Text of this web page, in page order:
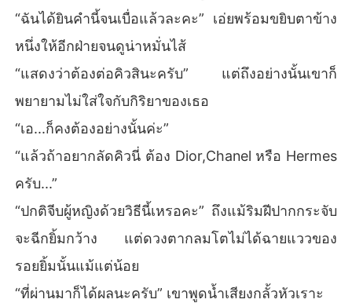
“ฉันได้ยินคำนี้จนเบื่อแล้วละคะ” เอ่ยพร้อมขยิบตาข้าง
หนึ่งให้อีกฝ่ายจนดูน่าหมั่นไส้
“แสดงว่าต้องต่อคิวสินะครับ” แต่ถึงอย่างนั้นเขาก็
พยายามไม่ใส่ใจกับกิริยาของเธอ
“เอ...ก็คงต้องอย่างนั้นค่ะ”
“แล้วถ้าอยากลัดคิวนี่ ต้อง Dior,Chanel หรือ Hermes
ครับ...”
“ปกติจีบผู้หญิงด้วยวิธีนี้เหรอคะ” ถึงแม้ริมฝีปากกระจับ
จะฉีกยิ้มกว้าง แต่ดวงตากลมโตไม่ได้ฉายแววของ
รอยยิ้มนั้นแม้แต่น้อย
“ที่ผ่านมาก็ได้ผลนะครับ” เขาพูดน้ำเสียงกลั้วหัวเราะ